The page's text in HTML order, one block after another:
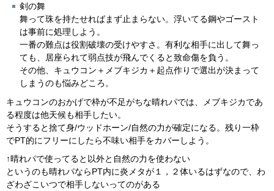
剣の舞
舞って珠を持たせればまず止まらない。浮いてる鋼やゴースト
は事前に処理しよう。
一番の難点は役割破壊の受けやすさ。有利な相手に出して舞っ
ても、居座られて弱点技が飛んでくると致命傷を負う。
その他、キュウコン＋メブキジカ＋起点作りで選出が決まって
しまうのも悩みどころ。
キュウコンのおかげで枠が不足がちな晴れパでは、メブキジカであ
る程度は他天候も相手したい。
そうすると捨て身/ウッドホーン/自然の力が確定になる。残り一枠
でPT的にフリーにしたら不味い相手をカバーしよう。
↑晴れパで使ってると以外と自然の力を使わない
というのも晴れパならPT内に炎メタが１，２体いるはずなので、わ
ざわざこいつで相手しないってのがある